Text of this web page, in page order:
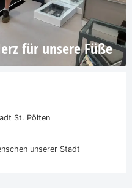
für unsere Füße
St. Pölten
unserer Stadt